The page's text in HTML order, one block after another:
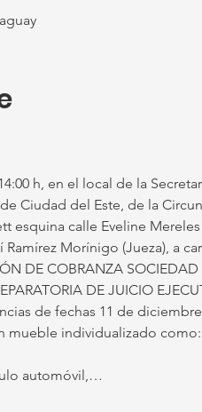
h, en el local de la
Ciudad del Este, de la
esquina calle Eveline
Morínigo (Jueza), a
DE COBRANZA
DE JUICIO
de fechas 11 de
mueble individualizado como:
automóvil,…